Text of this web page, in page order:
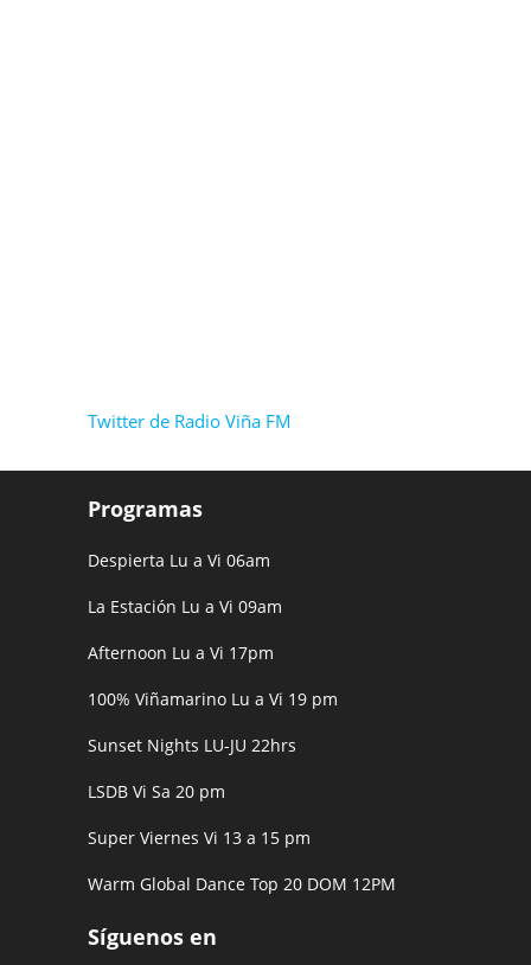
Twitter de Radio Viña FM
Programas
Despierta Lu a Vi 06am
La Estación Lu a Vi 09am
Afternoon Lu a Vi 17pm
100% Viñamarino Lu a Vi 19 pm
Sunset Nights LU-JU 22hrs
LSDB Vi Sa 20 pm
Super Viernes Vi 13 a 15 pm
Warm Global Dance Top 20 DOM 12PM
Síguenos en